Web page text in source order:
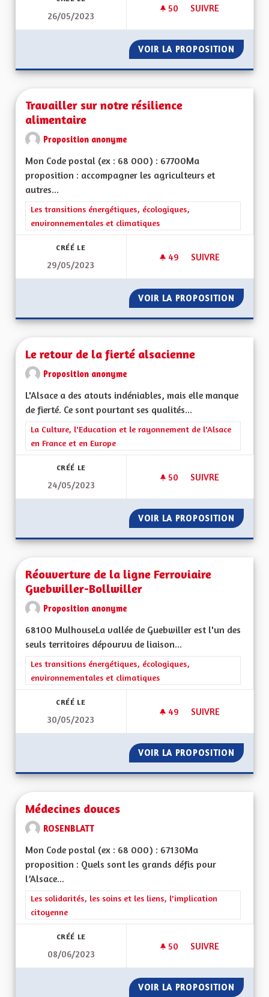
26/05/2023
50 50 ABONNÉS
SUIVRE
VOIR LA PROPOSITION
Travailler sur notre résilience
alimentaire
Proposition anonyme
Mon Code postal (ex : 68 000) : 67700Ma
proposition : accompagner les agriculteurs et
autres...
Filtrer les résultats de la catégorie : Les transitions
Les transitions énergétiques, écologiques,
environnementales et climatiques
CRÉÉ LE
29/05/2023
49 49 ABONNÉS
SUIVRE
VOIR LA PROPOSITION
Le retour de la fierté alsacienne
Proposition anonyme
L'Alsace a des atouts indéniables, mais elle manque
de fierté. Ce sont pourtant ses qualités...
Filtrer les résultats de la catégorie : La Culture, l'Education et
La Culture, l'Education et le rayonnement de l'Alsace
en France et en Europe
CRÉÉ LE
24/05/2023
50 50 ABONNÉS
SUIVRE
VOIR LA PROPOSITION LE
Réouverture de la ligne Ferroviaire
Guebwiller-Bollwiller
Proposition anonyme
68100 MulhouseLa vallée de Guebwiller est l'un des
seuls territoires dépourvu de liaison...
Filtrer les résultats de la catégorie : Les transitions
Les transitions énergétiques, écologiques,
environnementales et climatiques
CRÉÉ LE
30/05/2023
49 49 ABONNÉS
SUIVRE
VOIR LA PROPOSITION
Médecines douces
ROSENBLATT
Mon Code postal (ex : 68 000) : 67130Ma
proposition : Quels sont les grands défis pour
l’Alsace...
Filtrer les résultats de la catégorie : Les solidarités, les soins
Les solidarités, les soins et les liens, l'implication
citoyenne
CRÉÉ LE
08/06/2023
50 50 ABONNÉS
SUIVRE
VOIR LA PROPOSITION